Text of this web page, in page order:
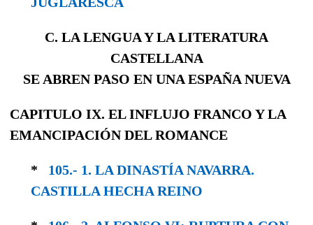
C. LA LENGUA Y LA LITERATURA
CASTELLANA
SE ABREN PASO EN UNA ESPAÑA NUEVA
CAPITULO IX. EL INFLUJO FRANCO Y LA
EMANCIPACIÓN DEL ROMANCE
* 105.- 1. LA DINASTÍA NAVARRA.
CASTILLA HECHA REINO